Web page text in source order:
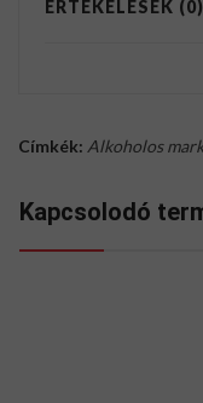
ÉRTÉKELÉSEK (0)
Címkék: Alkoholos
Kapcsolodó